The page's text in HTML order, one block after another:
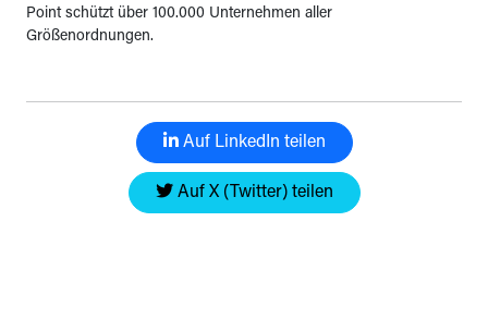
Point schützt über 100.000 Unternehmen aller
Größenordnungen.
Auf LinkedIn teilen
Auf X (Twitter) teilen